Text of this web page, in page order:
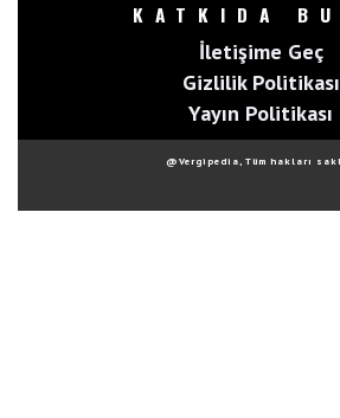
KATKIDA
İletişime Geç
Gizlilik Politikası
Yayın Politikası
@Vergipedia, Tüm hakları